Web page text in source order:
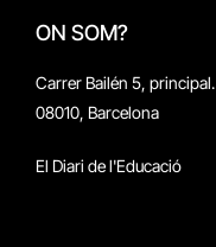
ON SOM?
Carrer Bailén 5, principal.
08010, Barcelona
El Diari de l'Educació